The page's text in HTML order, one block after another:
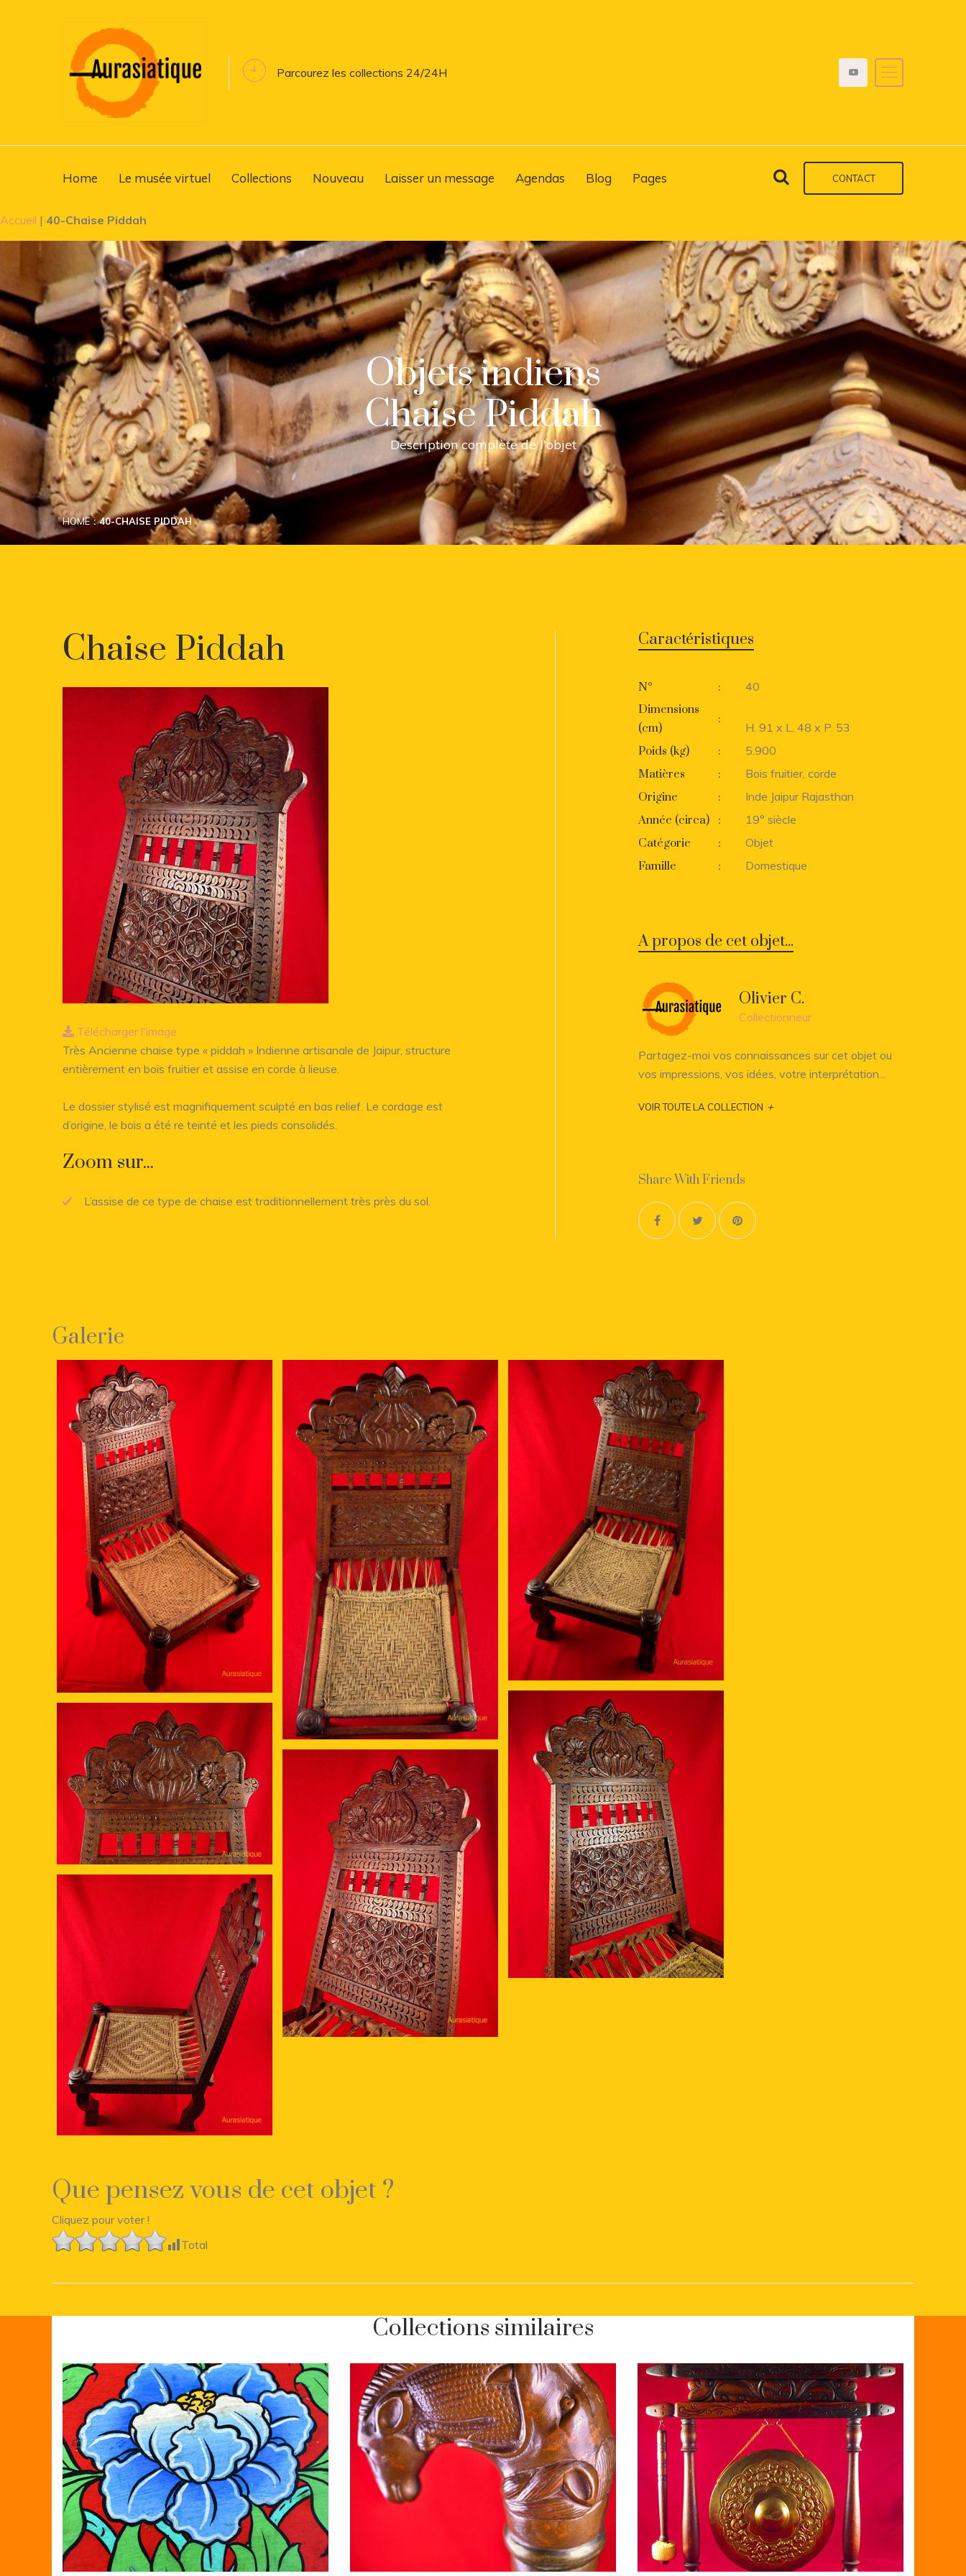
Parcourez les collections 24/24H
Home Le musée virtuel Collections Nouveau Laisser un message Agendas Blog Pages CONTACT
Accueil | 40-Chaise Piddah
Objets indiens
Chaise Piddah
Description complète de l'objet
HOME 40-CHAISE PIDDAH
Chaise Piddah
Télécharger l'image
Très Ancienne chaise type « piddah » Indienne artisanale de Jaipur, structure
entièrement en bois fruitier et assise en corde à lieuse.
Le dossier stylisé est magnifiquement sculpté en bas relief. Le cordage est
d’origine, le bois a été re teinté et les pieds consolidés.
Zoom sur...
L’assise de ce type de chaise est traditionnellement très près du sol.
Caractéristiques
N° :
40
Dimensions
(cm)
:
H. 91 x L. 48 x P. 53
Poids (kg)
:
5.900
Matières
:
Bois fruitier, corde
Origine
:
Inde Jaipur Rajasthan
Année (circa)
:
19° siècle
Catégorie
:
Objet
Famille
: Domestique
A propos de cet objet...
Olivier C.
Collectionneur
Partagez-moi vos connaissances sur cet objet ou
vos impressions, vos idées, votre interprétation...
VOIR TOUTE LA COLLECTION +
Share With Friends
Galerie
Que pensez vous de cet objet ?
Cliquez pour voter !
Total
Collections similaires